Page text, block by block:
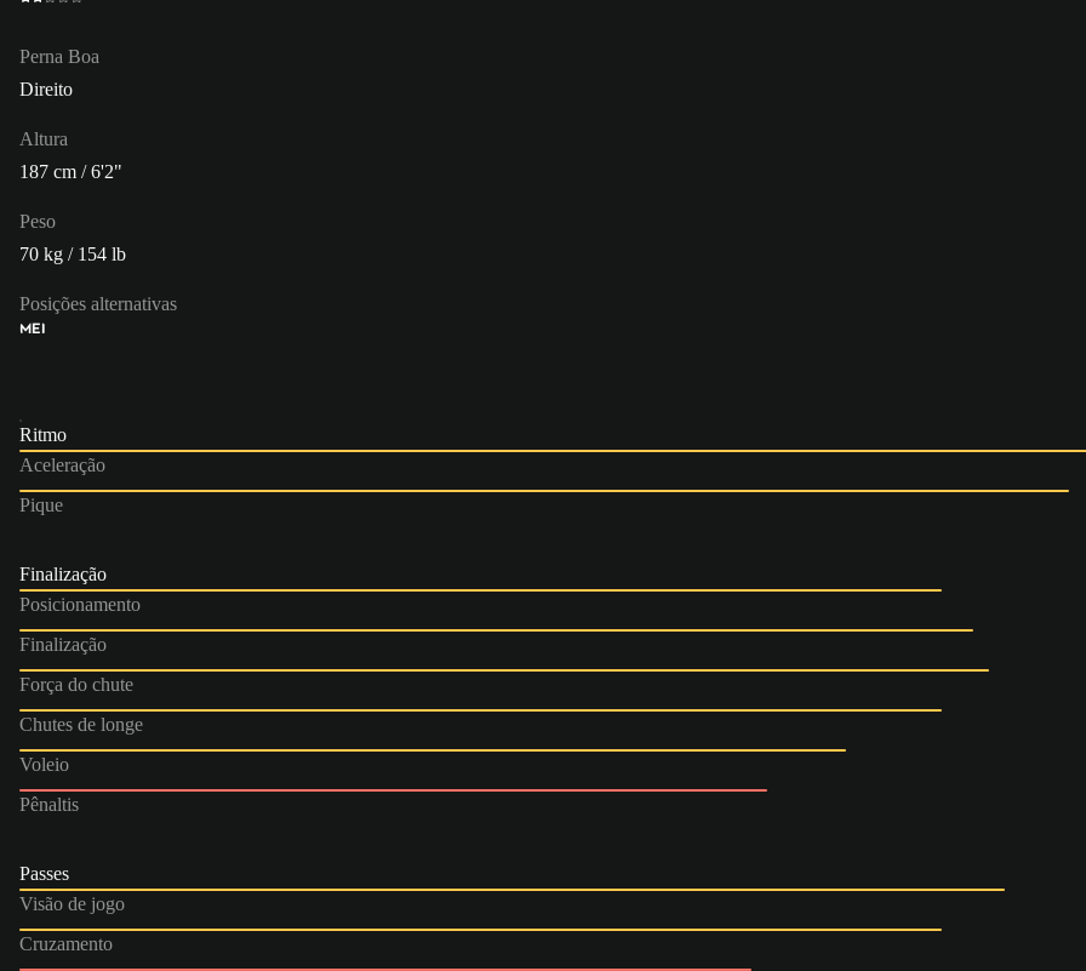
Perna Boa
Direito
Altura
187 cm / 6'2"
Peso
70 kg / 154 lb
Posições alternativas
MEI
Ritmo
Aceleração
Pique
Finalização
Posicionamento
Finalização
Força do chute
Chutes de longe
Voleio
Pênaltis
Passes
Visão de jogo
Cruzamento